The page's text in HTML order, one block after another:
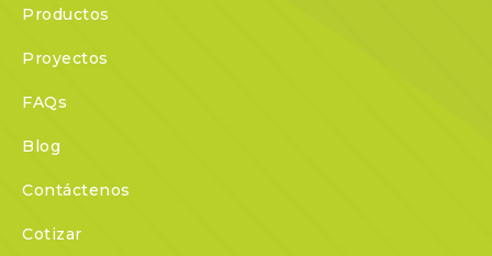
Productos
Proyectos
FAQs
Blog
Contáctenos
Cotizar